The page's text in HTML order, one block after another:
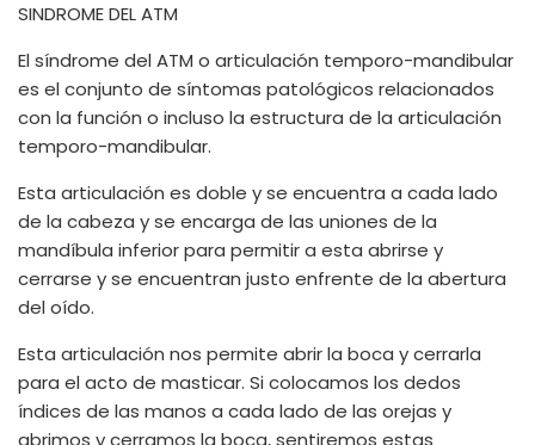
SINDROME DEL ATM
El síndrome del ATM o articulación temporo-mandibular
es el conjunto de síntomas patológicos relacionados
con la función o incluso la estructura de la articulación
temporo-mandibular.
Esta articulación es doble y se encuentra a cada lado
de la cabeza y se encarga de las uniones de la
mandíbula inferior para permitir a esta abrirse y
cerrarse y se encuentran justo enfrente de la abertura
del oído.
Esta articulación nos permite abrir la boca y cerrarla
para el acto de masticar. Si colocamos los dedos
índices de las manos a cada lado de las orejas y
abrimos y cerramos la boca, sentiremos estas